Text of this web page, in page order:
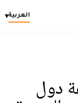
العربية▾
دول